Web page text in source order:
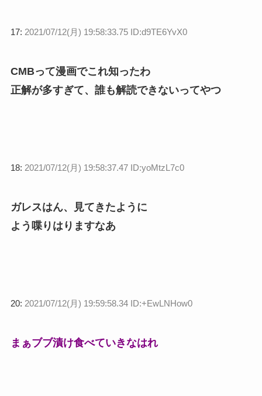
17: 2021/07/12(月) 19:58:33.75 ID:d9TE6YvX0
CMBって漫画でこれ知ったわ
正解が多すぎて、誰も解読できないってやつ
18: 2021/07/12(月) 19:58:37.47 ID:yoMtzL7c0
ガレスはん、見てきたように
よう喋りはりますなあ
20: 2021/07/12(月) 19:59:58.34 ID:+EwLNHow0
まぁブブ漬け食べていきなはれ